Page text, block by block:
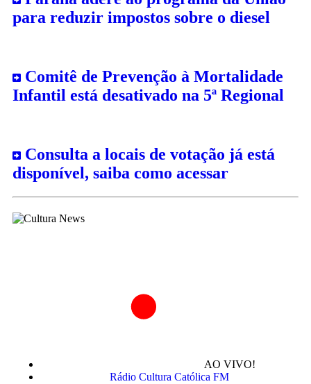
para reduzir impostos sobre o diesel
Comitê de Prevenção à Mortalidade
Infantil está desativado na 5ª Regional
Consulta a locais de votação já está
disponível, saiba como acessar
AO VIVO!
Rádio Cultura Católica FM